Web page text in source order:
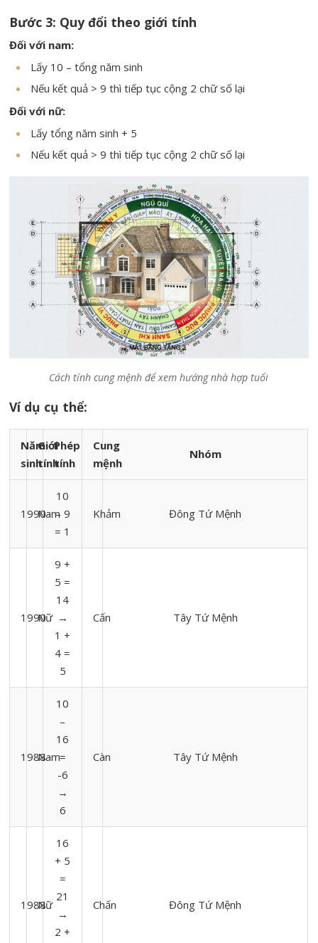
Bước 3: Quy đổi theo giới tính
Đối với nam:
Lấy 10 – tổng năm sinh
Nếu kết quả > 9 thì tiếp tục cộng 2 chữ số lại
Đối với nữ:
Lấy tổng năm sinh + 5
Nếu kết quả > 9 thì tiếp tục cộng 2 chữ số lại
Cách tính cung mệnh để xem hướng nhà hợp tuổi
Ví dụ cụ thể:
Năm
sinh
Giới
tính
Phép
tính
Cung
mệnh
Nhóm
1990Nam
10
– 9
= 1
Khảm Đông Tứ Mệnh
1990Nữ
9 +
5 =
14
→
1 +
4 =
5
Cấn Tây Tứ Mệnh
1988Nam
10
–
16
=
-6
→
6
Càn Tây Tứ Mệnh
1988Nữ
16
+ 5
=
21
→
2 +
Chấn Đông Tứ Mệnh